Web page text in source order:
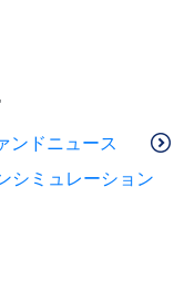
ンドニュース
シミュレーション